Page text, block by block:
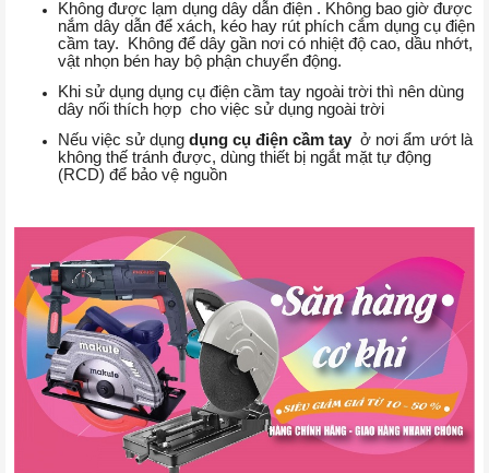
Không được lạm dụng dây dẫn điện . Không bao giờ được
nắm dây dẫn để xách, kéo hay rút phích cắm dụng cụ điện
cầm tay. Không để dây gần nơi có nhiệt độ cao, dầu nhớt,
vật nhọn bén hay bộ phận chuyển động.
Khi sử dụng dụng cụ điện cầm tay ngoài trời thì nên dùng
dây nối thích hợp cho việc sử dụng ngoài trời
Nếu việc sử dụng dụng cụ điện cầm tay ở nơi ẩm ướt là
không thế tránh được, dùng thiết bị ngắt mặt tự động
(RCD) để bảo vệ nguồn